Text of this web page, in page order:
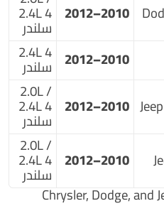
2010–2012
2.4L 4
سلندر
2010–2012
2.4L 4
سلندر
2010–2012
2.0L /
2.4L 4
سلندر
2010–2012
2.0L /
2.4L 4
سلندر
Chrysler, Dodge, and